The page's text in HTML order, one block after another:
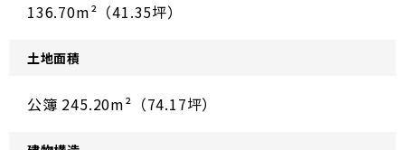
136.70m²（41.35坪）
土地面積
公簿 245.20m²（74.17坪）